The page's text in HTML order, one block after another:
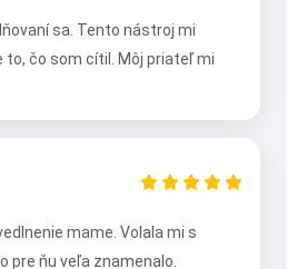
sa. Tento nástroj mi
to, čo som cítil. Môj priateľ mi
mame. Volala mi s
pre ňu veľa znamenalo.